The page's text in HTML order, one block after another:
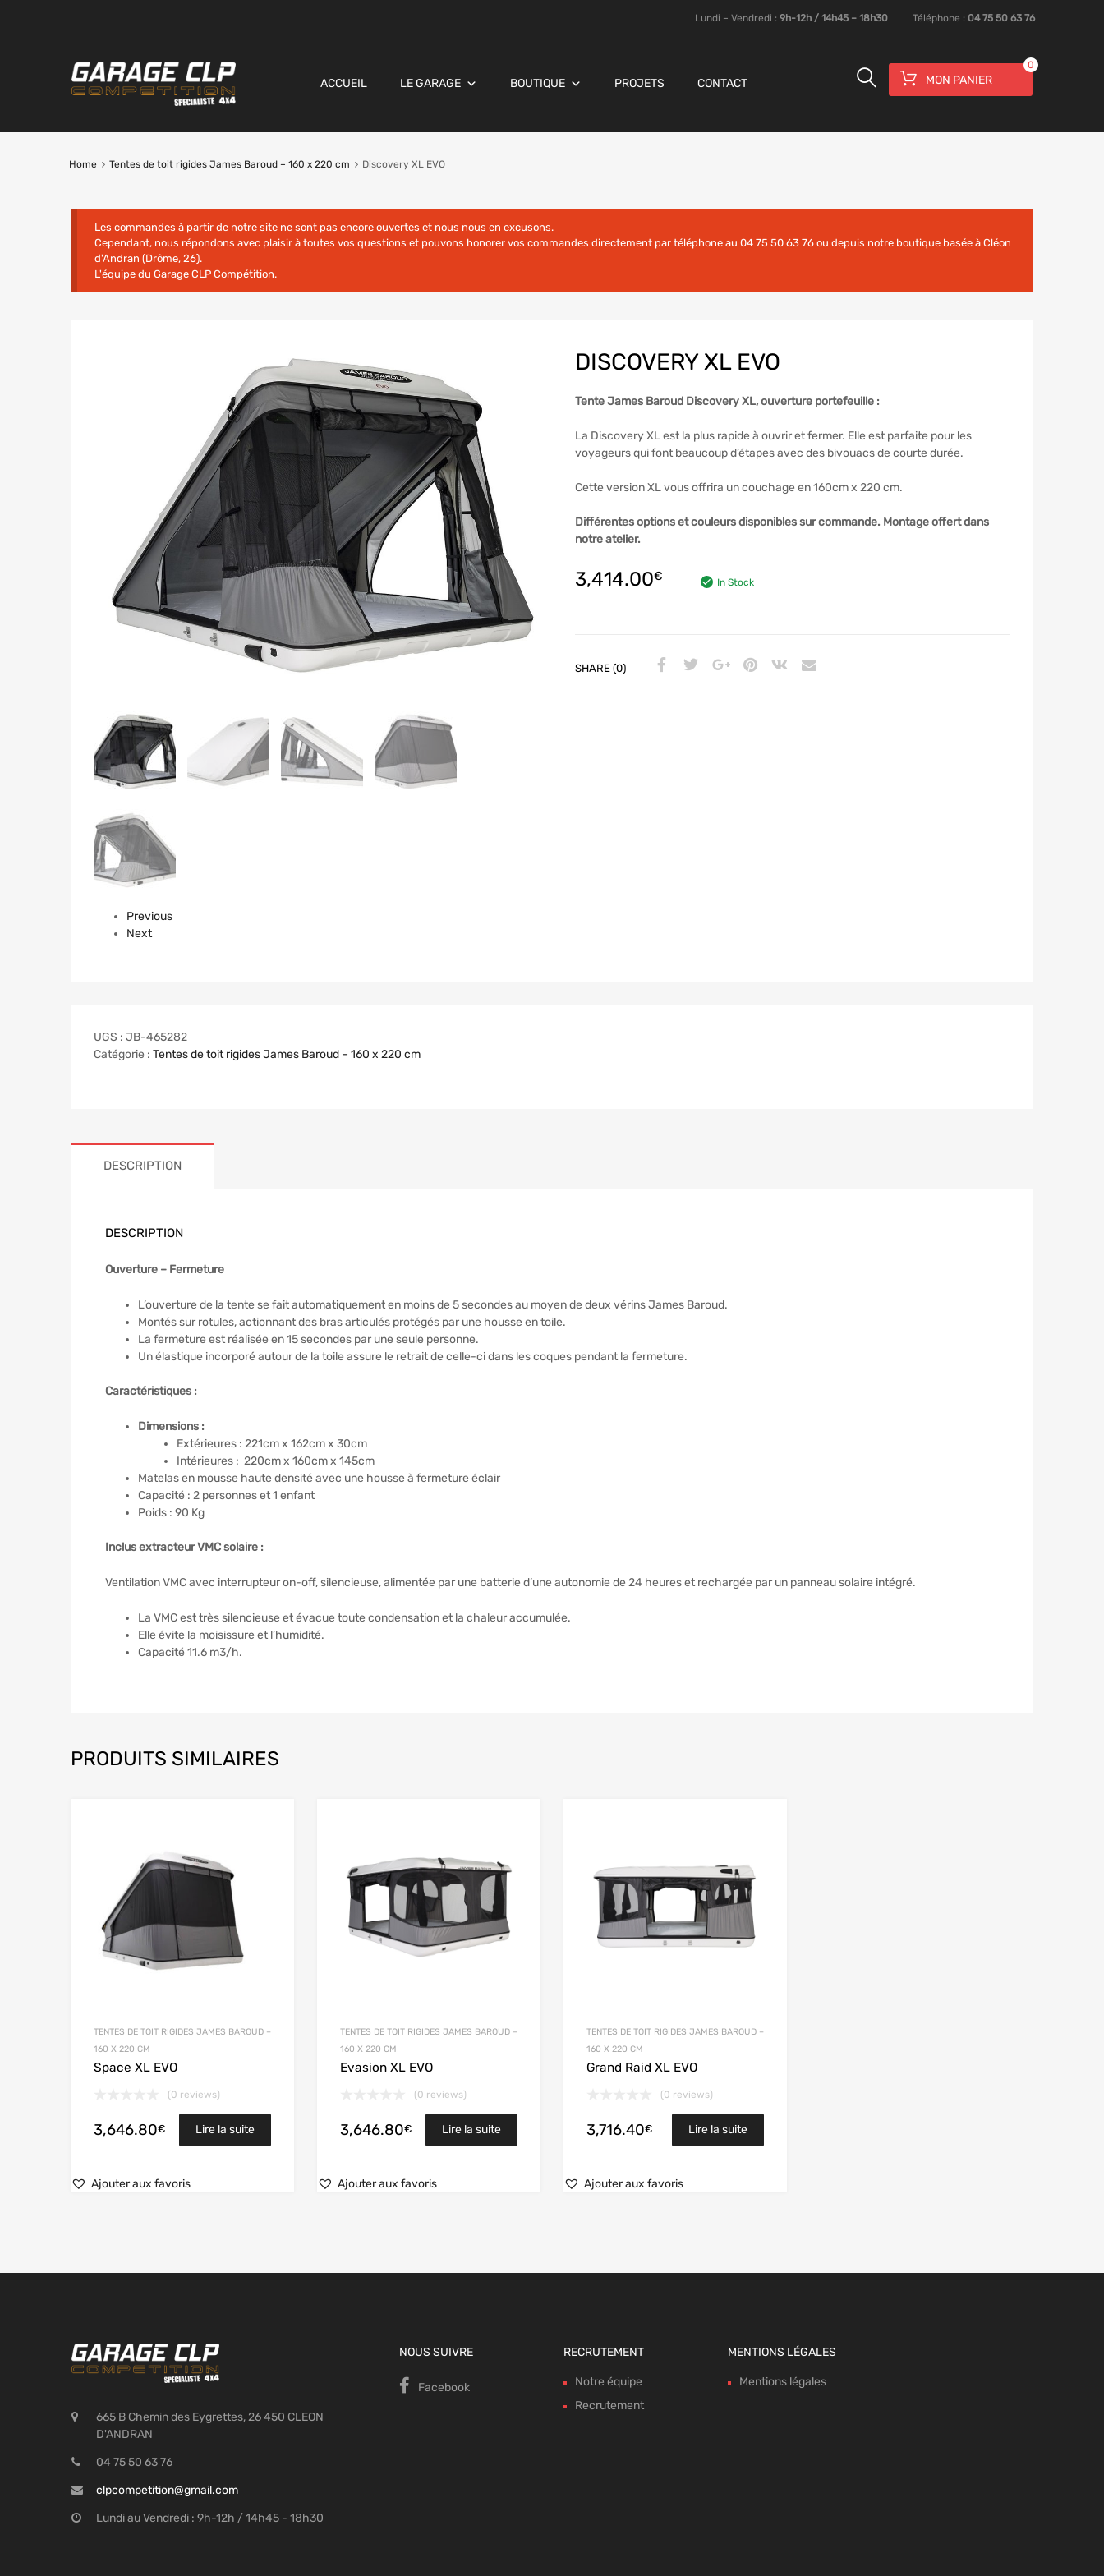
Lundi – Vendredi : 9h-12h / 14h45 – 18h30 Téléphone : 04 75 50 63 76
MON PANIER
0
ACCUEIL LE GARAGE BOUTIQUE PROJETS CONTACT
Home Tentes de toit rigides James Baroud – 160 x 220 cm Discovery XL EVO
Les commandes à partir de notre site ne sont pas encore ouvertes et nous nous en excusons.
Cependant, nous répondons avec plaisir à toutes vos questions et pouvons honorer vos commandes directement par téléphone au 04 75 50 63 76 ou depuis notre boutique basée à Cléon
d'Andran (Drôme, 26).
L'équipe du Garage CLP Compétition.
Previous
Next
DISCOVERY XL EVO
Tente James Baroud Discovery XL, ouverture portefeuille :
La Discovery XL est la plus rapide à ouvrir et fermer. Elle est parfaite pour les
voyageurs qui font beaucoup d’étapes avec des bivouacs de courte durée.
Cette version XL vous offrira un couchage en 160cm x 220 cm.
Différentes options et couleurs disponibles sur commande. Montage offert dans
notre atelier.
3,414.00€ In Stock
SHARE (0)
UGS : JB-465282
Catégorie : Tentes de toit rigides James Baroud – 160 x 220 cm
DESCRIPTION
DESCRIPTION
Ouverture – Fermeture
L’ouverture de la tente se fait automatiquement en moins de 5 secondes au moyen de deux vérins James Baroud.
Montés sur rotules, actionnant des bras articulés protégés par une housse en toile.
La fermeture est réalisée en 15 secondes par une seule personne.
Un élastique incorporé autour de la toile assure le retrait de celle-ci dans les coques pendant la fermeture.
Caractéristiques :
Dimensions :
Extérieures : 221cm x 162cm x 30cm
Intérieures : 220cm x 160cm x 145cm
Matelas en mousse haute densité avec une housse à fermeture éclair
Capacité : 2 personnes et 1 enfant
Poids : 90 Kg
Inclus extracteur VMC solaire :
Ventilation VMC avec interrupteur on-off, silencieuse, alimentée par une batterie d’une autonomie de 24 heures et rechargée par un panneau solaire intégré.
La VMC est très silencieuse et évacue toute condensation et la chaleur accumulée.
Elle évite la moisissure et l’humidité.
Capacité 11.6 m3/h.
PRODUITS SIMILAIRES
TENTES DE TOIT RIGIDES JAMES BAROUD –
160 X 220 CM
Space XL EVO
(0 reviews)
3,646.80€ Lire la suite
Ajouter aux favoris
TENTES DE TOIT RIGIDES JAMES BAROUD –
160 X 220 CM
Evasion XL EVO
(0 reviews)
3,646.80€ Lire la suite
Ajouter aux favoris
TENTES DE TOIT RIGIDES JAMES BAROUD –
160 X 220 CM
Grand Raid XL EVO
(0 reviews)
3,716.40€ Lire la suite
Ajouter aux favoris
665 B Chemin des Eygrettes, 26 450 CLEON
D'ANDRAN
04 75 50 63 76
clpcompetition@gmail.com
Lundi au Vendredi : 9h-12h / 14h45 - 18h30
NOUS SUIVRE
Facebook
RECRUTEMENT
Notre équipe
Recrutement
MENTIONS LÉGALES
Mentions légales